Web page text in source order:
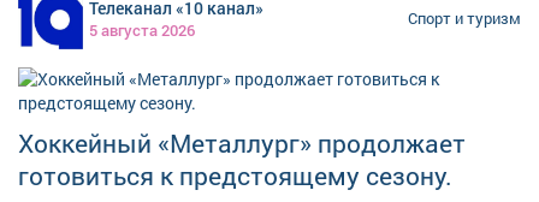
Телеканал «10 канал»
5 августа 2026
Спорт и туризм
Хоккейный «Металлург» продолжает
готовиться к предстоящему сезону.